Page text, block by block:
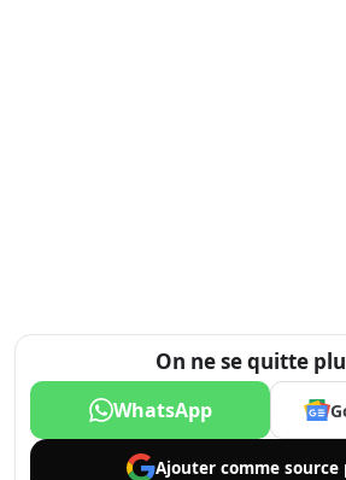
On ne se quitte
WhatsApp
Ajouter comme source